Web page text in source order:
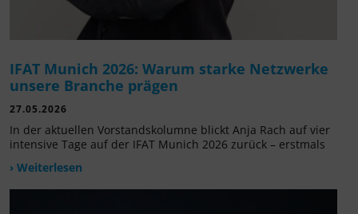
IFAT Munich 2026: Warum starke Netzwerke
unsere Branche prägen
27.05.2026
In der aktuellen Vorstandskolumne blickt Anja Rach auf vier
intensive Tage auf der IFAT Munich 2026 zurück – erstmals
› Weiterlesen